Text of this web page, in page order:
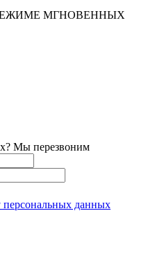
МГНОВЕННЫХ
Мы перезвоним
персональных данных